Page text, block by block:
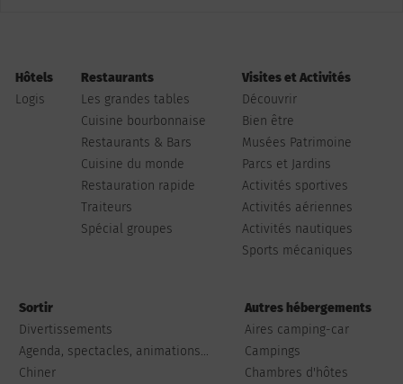
Hôtels
Logis
Restaurants
Les grandes tables
Cuisine bourbonnaise
Restaurants & Bars
Cuisine du monde
Restauration rapide
Traiteurs
Spécial groupes
Visites et Activités
Découvrir
Bien être
Musées Patrimoine
Parcs et Jardins
Activités sportives
Activités aériennes
Activités nautiques
Sports mécaniques
Sortir
Divertissements
Agenda, spectacles, animations...
Chiner
Autres hébergements
Aires camping-car
Campings
Chambres d'hôtes